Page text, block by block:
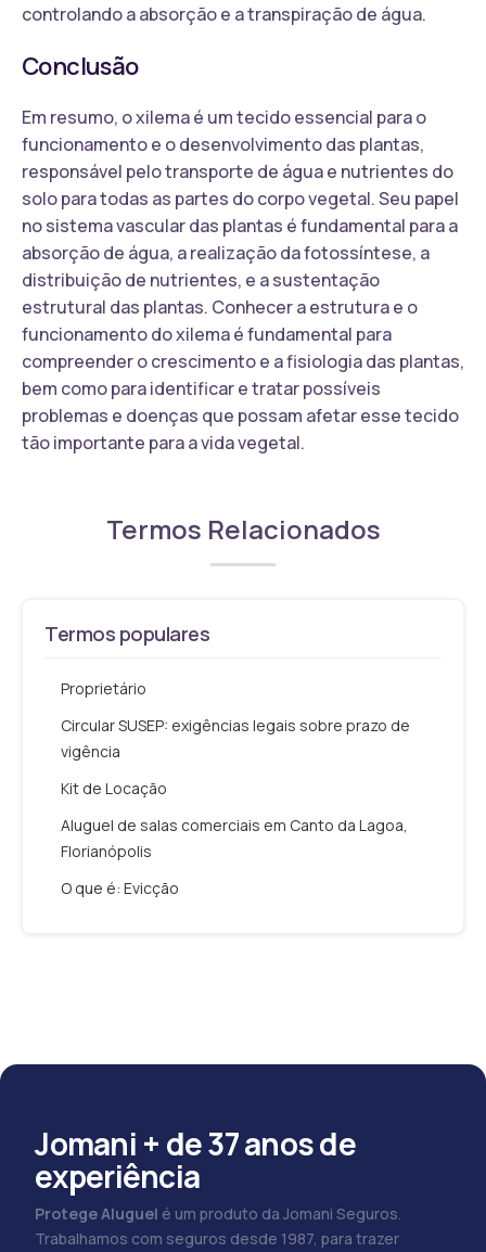
controlando a absorção e a transpiração de água.
Conclusão
Em resumo, o xilema é um tecido essencial para o
funcionamento e o desenvolvimento das plantas,
responsável pelo transporte de água e nutrientes do
solo para todas as partes do corpo vegetal. Seu papel
no sistema vascular das plantas é fundamental para a
absorção de água, a realização da fotossíntese, a
distribuição de nutrientes, e a sustentação
estrutural das plantas. Conhecer a estrutura e o
funcionamento do xilema é fundamental para
compreender o crescimento e a fisiologia das plantas,
bem como para identificar e tratar possíveis
problemas e doenças que possam afetar esse tecido
tão importante para a vida vegetal.
Termos Relacionados
Termos populares
Proprietário
Circular SUSEP: exigências legais sobre prazo de
vigência
Kit de Locação
Aluguel de salas comerciais em Canto da Lagoa,
Florianópolis
O que é: Evicção
Jomani + de 37 anos de
experiência
Protege Aluguel é um produto da Jomani Seguros.
Trabalhamos com seguros desde 1987, para trazer